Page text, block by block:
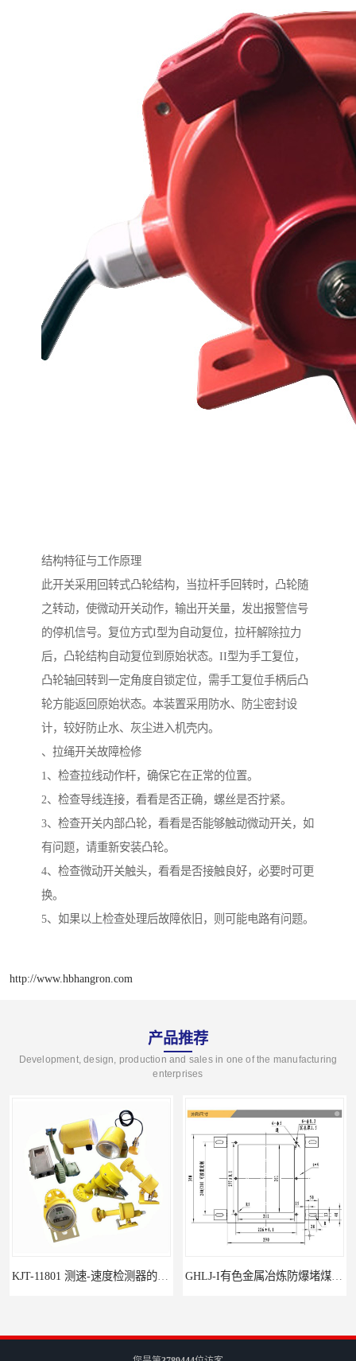
结构特征与工作原理
此开关采用回转式凸轮结构，当拉杆手回转时，凸轮随
之转动，使微动开关动作，输出开关量，发出报警信号
的停机信号。复位方式I型为自动复位，拉杆解除拉力
后，凸轮结构自动复位到原始状态。II型为手工复位，
凸轮轴回转到一定角度自锁定位，需手工复位手柄后凸
轮方能返回原始状态。本装置采用防水、防尘密封设
计，较好防止水、灰尘进入机壳内。
、拉绳开关故障检修
1、检查拉线动作杆，确保它在正常的位置。
2、检查导线连接，看看是否正确，螺丝是否拧紧。
3、检查开关内部凸轮，看看是否能够触动微动开关，如
有问题，请重新安装凸轮。
4、检查微动开关触头，看看是否接触良好，必要时可更
换。
5、如果以上检查处理后故障依旧，则可能电路有问题。
http://www.hbhangron.com
产品推荐
Development, design, production and sales in one of the manufacturing
enterprises